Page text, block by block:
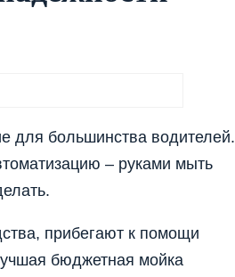
для большинства водителей.
– руками мыть
прибегают к помощи
бюджетная мойка